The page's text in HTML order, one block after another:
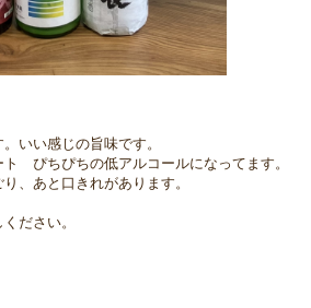
いい感じの旨味です。
ぴちぴちの低アルコールになってます。
、あと口きれがあります。
ださい。